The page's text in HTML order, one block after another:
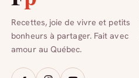
Recettes, joie de vivre et petits
bonheurs à partager. Fait avec
amour au Québec.